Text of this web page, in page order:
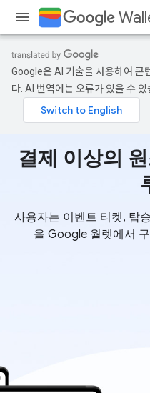
Google은 AI 기술을 사용하여 콘
다. AI 번역에는 오류가 있을 수 있
결제 이상의
사용자는 이벤트 티켓, 탑
을 Google 월렛에서